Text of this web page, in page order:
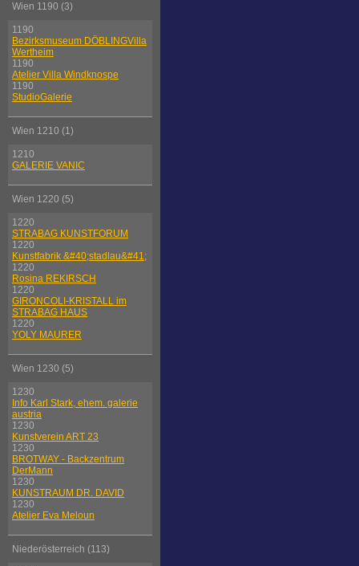
Wien 1190 (3)
1190
Bezirksmuseum DÖBLINGVilla
Wertheim
1190
Atelier Villa Windknospe
1190
StudioGalerie
Wien 1210 (1)
1210
GALERIE VANIC
Wien 1220 (5)
1220
STRABAG KUNSTFORUM
1220
Kunstfabrik &#40;stadlau&#41;
1220
Rosina REKIRSCH
1220
GIRONCOLI-KRISTALL im
STRABAG HAUS
1220
YOLY MAURER
Wien 1230 (5)
1230
Info Karl Stark, ehem. galerie
austria
1230
Kunstverein ART 23
1230
BROTWAY - Backzentrum
DerMann
1230
KUNSTRAUM DR. DAVID
1230
Atelier Eva Meloun
Niederösterreich (113)